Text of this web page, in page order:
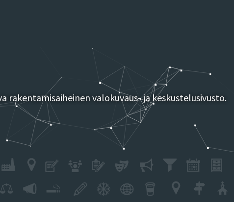
rakentamisaiheinen valokuvaus- ja keskustelusivusto.